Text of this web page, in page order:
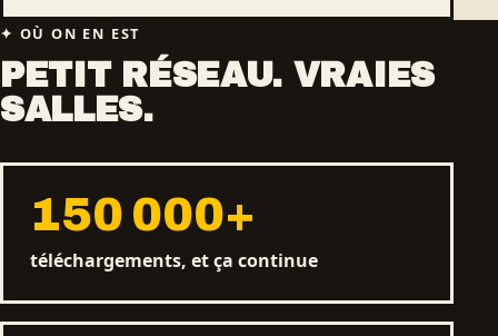
OÙ ON EN EST
PETIT RÉSEAU. VRAIES
SALLES.
150 000+
téléchargements, et ça continue